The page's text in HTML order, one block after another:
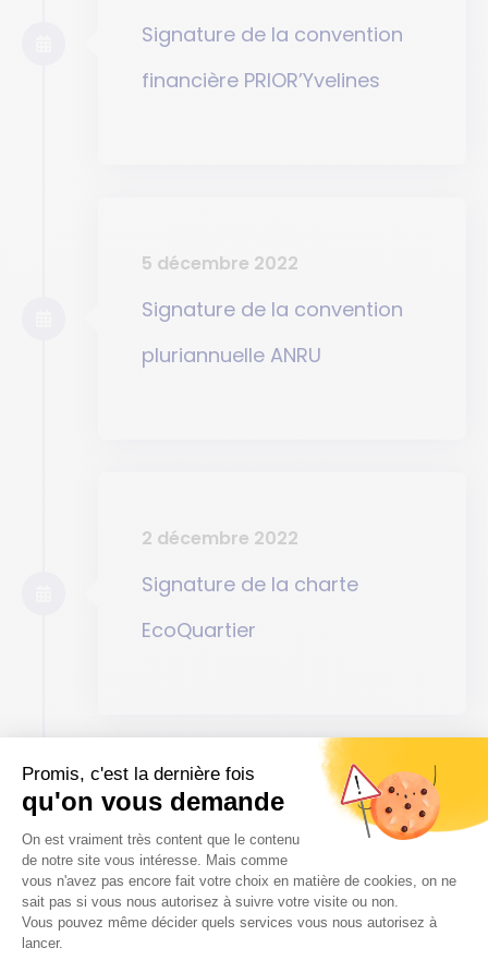
Signature de la convention
financière PRIOR’Yvelines
5 décembre 2022
Signature de la convention
pluriannuelle ANRU
2 décembre 2022
Signature de la charte
EcoQuartier
octobre – novembre 2021
Concertation règlementaire